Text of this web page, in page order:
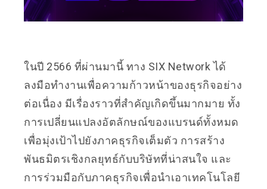
ในปี 2566 ที่ผ่านมานี้ ทาง SIX Network ได้
ลงมือทำงานเพื่อความก้าวหน้าของธุรกิจอย่าง
ต่อเนื่อง มีเรื่องราวที่สำคัญเกิดขึ้นมากมาย ทั้ง
การเปลี่ยนแปลงอัตลักษณ์ของแบรนด์ทั้งหมด
เพื่อมุ่งเป้าไปยังภาคธุรกิจเต็มตัว การสร้าง
พันธมิตรเชิงกลยุทธ์กับบริษัทที่น่าสนใจ และ
การร่วมมือกับภาคธุรกิจเพื่อนำเอาเทคโนโลยี